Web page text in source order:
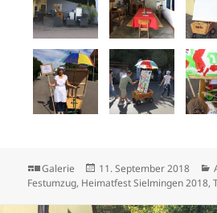
Format
Galerie
Veröffentlicht
am
11. September 2018
Festumzug, Heimatfest Sielmingen 2018,